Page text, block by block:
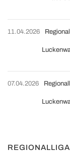
11.04.2026
07.04.2026